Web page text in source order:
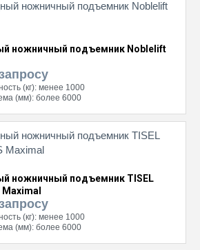
ножничный подъемник Noblelift
(кг): менее 1000
(мм): более 6000
ножничный подъемник TISEL
(кг): менее 1000
(мм): более 6000